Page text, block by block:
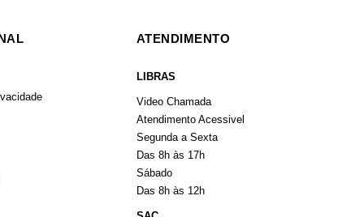
ATENDIMENTO
LIBRAS
Video Chamada
Atendimento Acessivel
Segunda a Sexta
Das 8h às 17h
Sábado
Das 8h às 12h